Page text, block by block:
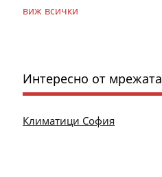
виж всички
Интересно от мрежата
Климатици София